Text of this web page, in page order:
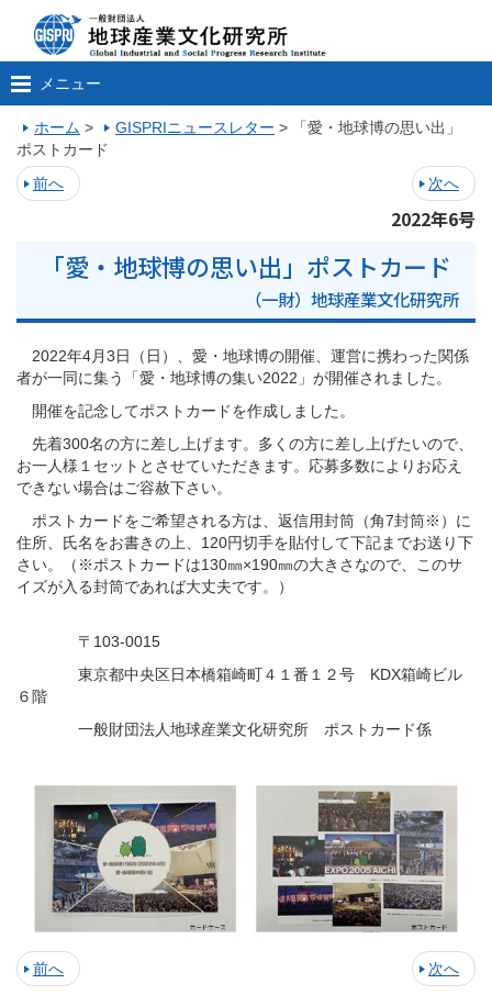
メニュー
ホーム > GISPRIニュースレター >
「愛・地球博の思い出」
ポストカード
前へ
次へ
2022年6号
「愛・地球博の思い出」ポストカード
（一財）地球産業文化研究所
2022年4月3日（日）、愛・地球博の開催、運営に携わった関係
者が一同に集う「愛・地球博の集い2022」が開催されました。
開催を記念してポストカードを作成しました。
先着300名の方に差し上げます。多くの方に差し上げたいので、
お一人様１セットとさせていただきます。応募多数によりお応え
できない場合はご容赦下さい。
ポストカードをご希望される方は、返信用封筒（角7封筒※）に
住所、氏名をお書きの上、120円切手を貼付して下記までお送り下
さい。（※ポストカードは130㎜×190㎜の大きさなので、このサ
イズが入る封筒であれば大丈夫です。）
〒103-0015
東京都中央区日本橋箱崎町４１番１２号 KDX箱崎ビル
６階
一般財団法人地球産業文化研究所 ポストカード係
前へ 次へ